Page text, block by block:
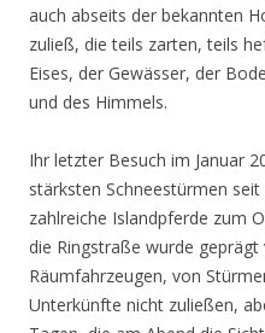
auch abseits der bekannten
zuließ, die teils zarten, teils
Eises, der Gewässer, der
und des Himmels.
Ihr letzter Besuch im Januar
stärksten Schneestürmen
zahlreiche Islandpferde zum
die Ringstraße wurde
Räumfahrzeugen, von
Unterkünfte nicht zuließen,